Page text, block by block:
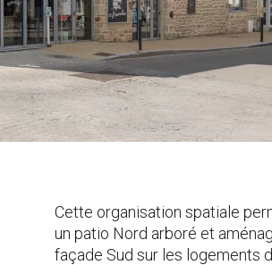
Cette organisation spatiale
un patio Nord arboré et
façade Sud sur les logements